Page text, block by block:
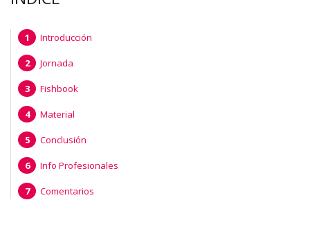
Introducción
Jornada
Fishbook
Material
Conclusión
Info Profesionales
Comentarios